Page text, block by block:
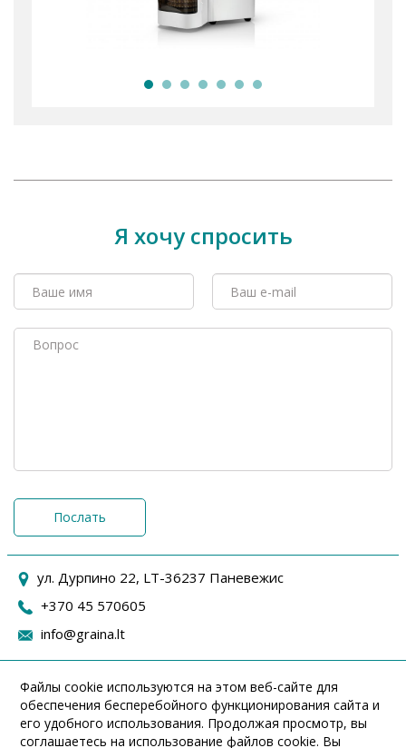
Я хочу спросить
Послать
ул. Дурпино 22, LT-36237 Паневежис
+370 45 570605
info@graina.lt
Файлы cookie используются на этом веб-сайте для
обеспечения бесперебойного функционирования сайта и
его удобного использования. Продолжая просмотр, вы
соглашаетесь на использование файлов cookie. Вы